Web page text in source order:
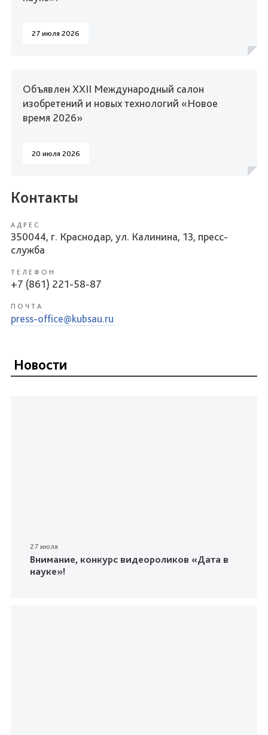
27 июля 2026
Объявлен XXII Международный салон
изобретений и новых технологий «Новое
время 2026»
20 июля 2026
Контакты
АДРЕС
350044, г. Краснодар, ул. Калинина, 13, пресс-
служба
ТЕЛЕФОН
+7 (861) 221-58-87
ПОЧТА
press-office@kubsau.ru
Новости
27 июля
Внимание, конкурс видеороликов «Дата в
науке»!